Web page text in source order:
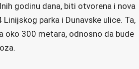
godinu dana, biti otvorena i nova
parka i Dunavske ulice. Ta,
oko 300 metara, odnosno da bude